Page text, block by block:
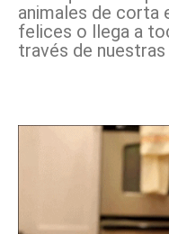
animales de corta
felices o llega a
través de